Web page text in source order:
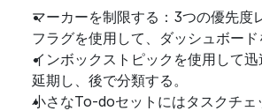
マーカーを制限する：3つの優先度
フラグを使用して、ダッシュボード
インボックストピックを使用して
延期し、後で分類する。
小さなTo-doセットにはタスクチェ